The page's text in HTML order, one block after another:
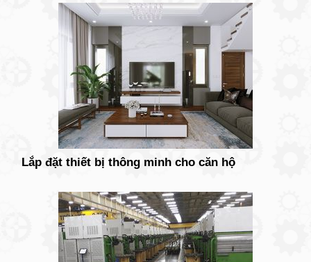
Lắp đặt thiết bị thông minh cho căn hộ